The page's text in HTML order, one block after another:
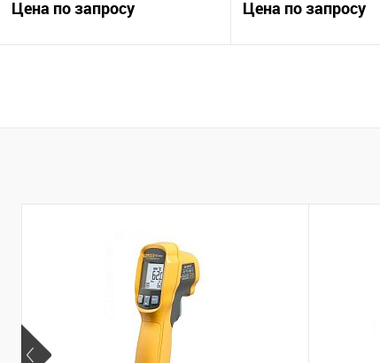
Цена по запросу Цена по запросу